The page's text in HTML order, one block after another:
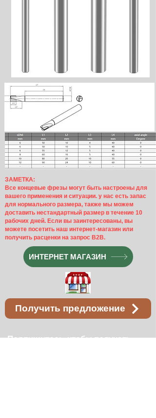
ЗАМЕТКА:
Все концевые фрезы могут быть настроены для
вашего применения и ситуации. у нас есть запас
для нормального размера, также мы можем
доставить нестандартный размер в течение 10
рабочих дней. Если вы заинтересованы, вы
можете посетить наш интернет-магазин или
получить расценки на запрос B2B.
ИНТЕРНЕТ МАГАЗИН
Получить предложение
Подпишитесь, чтобы получать